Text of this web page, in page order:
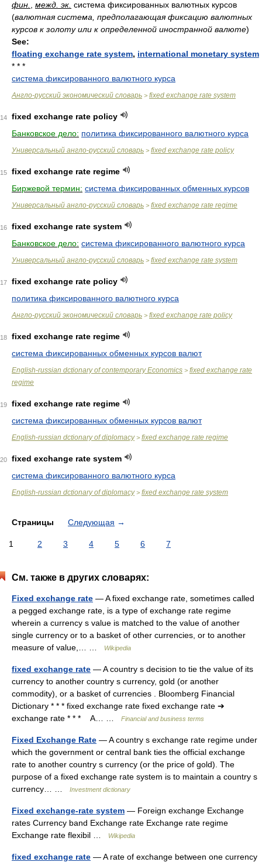
фин. межд. эк. система фиксированных валютных курсов
(валютная система, предполагающая фиксацию валютных
курсов к золоту или к определенной иностранной валюте)
See:
floating exchange rate system, international monetary system
* * *
система фиксированного валютного курса
Англо-русский экономический словарь > fixed exchange rate system
14
fixed exchange rate policy
Банковское дело: политика фиксированного валютного курса
Универсальный англо-русский словарь > fixed exchange rate policy
15
fixed exchange rate regime
Биржевой термин: система фиксированных обменных курсов
Универсальный англо-русский словарь > fixed exchange rate regime
16
fixed exchange rate system
Банковское дело: система фиксированного валютного курса
Универсальный англо-русский словарь > fixed exchange rate system
17
fixed exchange rate policy
политика фиксированного валютного курса
Англо-русский экономический словарь > fixed exchange rate policy
18
fixed exchange rate regime
система фиксированных обменных курсов валют
English-russian dctionary of contemporary Economics > fixed exchange rate
regime
19
fixed exchange rate regime
система фиксированных обменных курсов валют
English-russian dctionary of diplomacy> fixed exchange rate regime
20
fixed exchange rate system
система фиксированного валютного курса
English-russian dctionary of diplomacy> fixed exchange rate system
Страницы Следующая →
1 2 3 4 5 6 7
См. также в других словарях:
Fixed exchange rate — A fixed exchange rate, sometimes called
a pegged exchange rate, is a type of exchange rate regime
wherein a currency s value is matched to the value of another
single currency or to a basket of other currencies, or to another
measure of value,… …
Wikipedia
fixed exchange rate — A country s decision to tie the value of its
currency to another country s currency, gold (or another
commodity), or a basket of currencies . Bloomberg Financial
Dictionary * * * fixed exchange rate fixed exchange rate ➔
exchange rate * * * A… …
Financial and business terms
Fixed Exchange Rate — A country s exchange rate regime under
which the government or central bank ties the official exchange
rate to another country s currency (or the price of gold). The
purpose of a fixed exchange rate system is to maintain a country s
currency… …
Investment dictionary
Fixed exchange-rate system — Foreign exchange Exchange
rates Currency band Exchange rate Exchange rate regime
Exchange rate flexibil …
Wikipedia
fixed exchange rate — A rate of exchange between one currency